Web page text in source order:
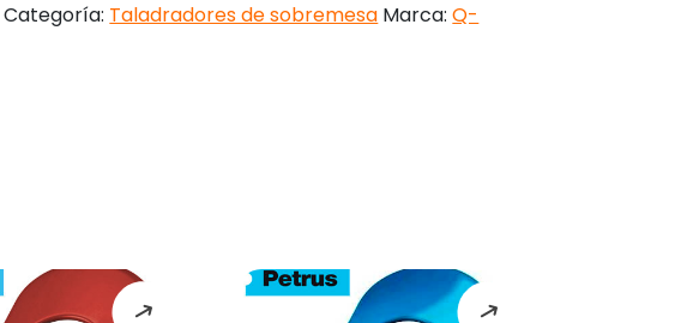
Categoría: Taladradores de sobremesa Marca:Q-